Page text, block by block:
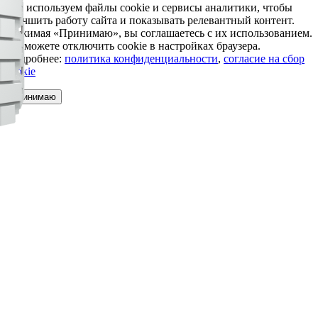
Мы используем файлы cookie и сервисы аналитики, чтобы
улучшить работу сайта и показывать релевантный контент.
Нажимая «Принимаю», вы соглашаетесь с их использованием.
Вы можете отключить cookie в настройках браузера.
Подробнее: политика конфиденциальности, согласие на сбор
cookie
Принимаю